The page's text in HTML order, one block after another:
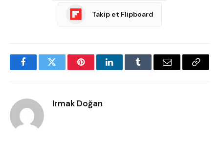
Takip et Flipboard
FacebookTwitter PinterestLinkedInTumblr Email
Copy
Irmak Doğan